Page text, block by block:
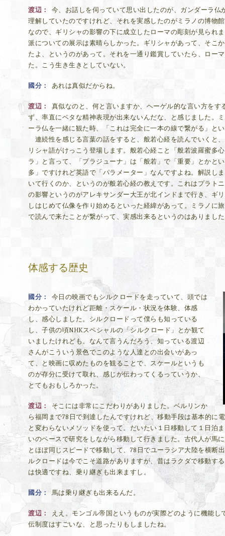
渡辺
今、お話しを伺っていて思い出したのが、ガンダーラ
理解していたのですけれど、それを実感したのがミラノの博物
なので、ギリシャの影響の下に成立したローマの彫刻が見られ
派についての展示は素晴らしかった。ギリシャがあって、そこ
たよ、というのがあって。それを一通り鑑賞していたら、ロー
た。こう生き生きとしていない。
國分 あれは真似だからね。
渡辺
真似なのと、何と言いますか、ヘーゲル的な言い方を
ず、率直にベタな精神表現が出来ないんだな、と感じました。
ーラ仏を一緒に観た時、「これは完全に一本の線で繋がる」と
連続性を感じる言葉の話をすると、般若心経を読んでいくと
リシャ語がけっこう登場します。般若心経こと「般若波羅蜜多
ラ」と言って、「プラジューナ」は「般若」で「重要」とかと
多」ですけれど英語で「パラメーター」なんですよね。解説し
いて行くのか、というのが般若心経の教えです。これはプラト
の影響というのがアレキサンダー大王が北インドまで行き、ギ
しはじめて仏像を作り始めるといった経緯があって。ミラノに
で読んで来たことが繋がって、実感出来るというのはありまし
体感する歴史
國分
今日の映画でもシルクロードを走っていて、頭では
わかっていたけれど距離・スケール・状況を体験、体感
し、感心しました。シルクロードって僕らも知っている
し、子供の頃NHKスペシャルの「シルクロード」とか観て
いましたけれども。なんて言うんだろう、知っている渡辺
さんがこういう景色でこのような人達との出会いがあっ
て、と映画に収めたものを観ることで、スケールというも
のが存分に受けて取れ、感じが伝わってくるっていうか、
とてもおもしろかった。
渡辺
そこには非常にこだわりがありました。ベルリンか
ら福岡まで78日で到達したんですけれど、移動手段は基本的に
と変わらないメソッドを使って。だいたい１日移動して１日泊
いのペースで研究をしながら移動して行きました。古代人が馬
とほぼ同じスピードで移動して、78日でユーラシア大陸を横断
ルクロードは今でこそ道路がありますが、昔はラクダで移動す
は快適ですね、乗り継ぎも出来ますし。
國分 馬は乗り継ぎも出来るんだ。
渡辺
ええ。モンゴル帝国というものが実際どのように機能
伝制度はすごいな、と思ったりもしましたね。